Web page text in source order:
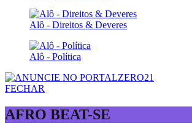
Alô - Direitos & Deveres
Alô - Política
FECHAR
AFRO BEAT-SE